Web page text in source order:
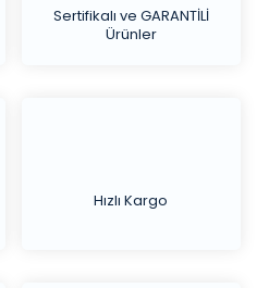
Sertifikalı ve GARANTİLİ
Ürünler
Hızlı Kargo